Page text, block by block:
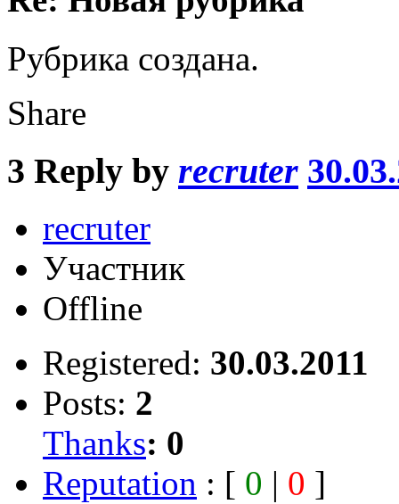
Рубрика создана.
Share
3 Reply by recruter
recruter
Участник
Offline
Registered: 30.03.2011
Posts: 2
Thanks: 0
Reputation : [ 0 | 0 ]